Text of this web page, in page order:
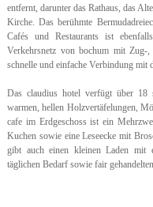
entfernt, darunter das Rathaus, das
Kirche. Das berühmte
Cafés und Restaurants ist
Verkehrsnetz von bochum mit Zug-
schnelle und einfache Verbindung mit
Das claudius hotel verfügt über 18
warmen, hellen Holzvertäfelungen,
cafe im Erdgeschoss ist ein
Kuchen sowie eine Leseecke mit
gibt auch einen kleinen Laden mit
täglichen Bedarf sowie fair